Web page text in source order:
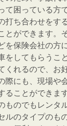
困っている方
打ち合わせをす
とができます。
を保険会社の方
してもらうこ
くれるので、お
際にも、現場や
ることができま
ものでもレンタ
ルのタイプのも